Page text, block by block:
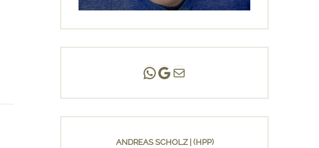
Andreas Scholz | (HPP)
Praxis Adlershof
E-Mail an mich ...
ANDREAS SCHOLZ | (HPP)